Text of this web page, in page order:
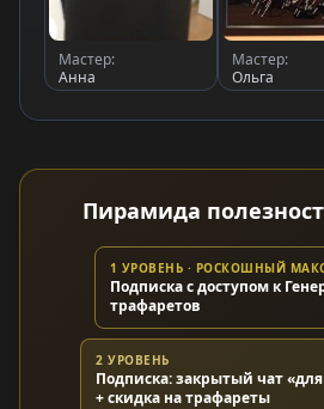
Мастер:
Анна
Мастер:
Ольга
Пирамида
1 УРОВЕНЬ · РОСКОШНЫЙ
Подписка с доступом к
трафаретов
2 УРОВЕНЬ
Подписка: закрытый чат
+ скидка на трафареты